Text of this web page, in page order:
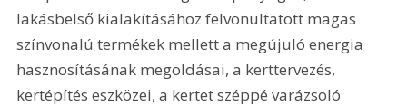
lakásbelső kialakításához felvonultatott magas
színvonalú termékek mellett a megújuló energia
hasznosításának megoldásai, a kerttervezés,
kertépítés eszközei, a kertet széppé varázsoló